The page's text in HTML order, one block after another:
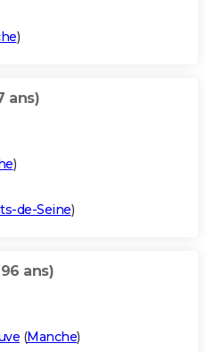
)
ans)
)
de-Seine)
ans)
(Manche)